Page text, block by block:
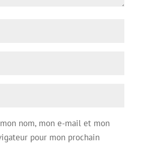
nom, mon e-mail et mon
pour mon prochain